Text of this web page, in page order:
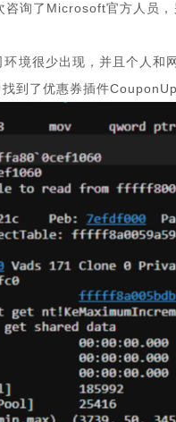
询了Microsoft官方人员，
境很少出现，并且个人和
到了优惠券插件